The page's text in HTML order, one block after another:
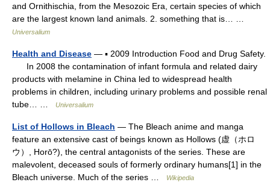
and Ornithischia, from the Mesozoic Era, certain species of which
are the largest known land animals. 2. something that is… …
Universalium
Health and Disease — ▪ 2009 Introduction Food and Drug Safety.
In 2008 the contamination of infant formula and related dairy
products with melamine in China led to widespread health
problems in children, including urinary problems and possible renal
tube… …
Universalium
List of Hollows in Bleach — The Bleach anime and manga
feature an extensive cast of beings known as Hollows (虚（ホロ
ウ）, Horō?), the central antagonists of the series. These are
malevolent, deceased souls of formerly ordinary humans[1] in the
Bleach universe. Much of the series …
Wikipedia